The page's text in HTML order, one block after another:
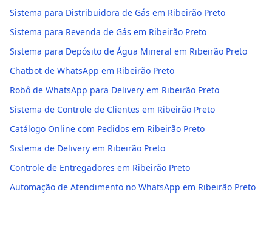
Sistema para Distribuidora de Gás em Ribeirão Preto
Sistema para Revenda de Gás em Ribeirão Preto
Sistema para Depósito de Água Mineral em Ribeirão Preto
Chatbot de WhatsApp em Ribeirão Preto
Robô de WhatsApp para Delivery em Ribeirão Preto
Sistema de Controle de Clientes em Ribeirão Preto
Catálogo Online com Pedidos em Ribeirão Preto
Sistema de Delivery em Ribeirão Preto
Controle de Entregadores em Ribeirão Preto
Automação de Atendimento no WhatsApp em Ribeirão Preto